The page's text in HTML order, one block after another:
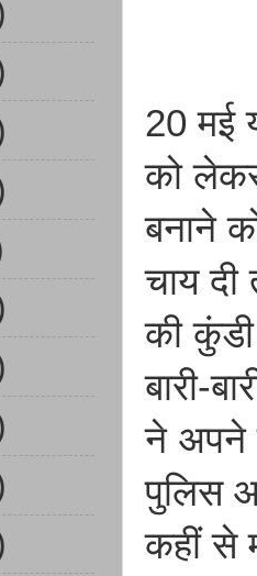
20 मई
को
बनाने
चाय
की
बारी-
ने अपने
पुलिस
कहीं से